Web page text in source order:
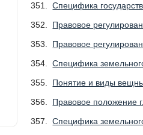
351.Специфика
352. Правовое
353. Правовое
354.Специфика
355. Понятие и виды
356. Правовое положение
357.Специфика